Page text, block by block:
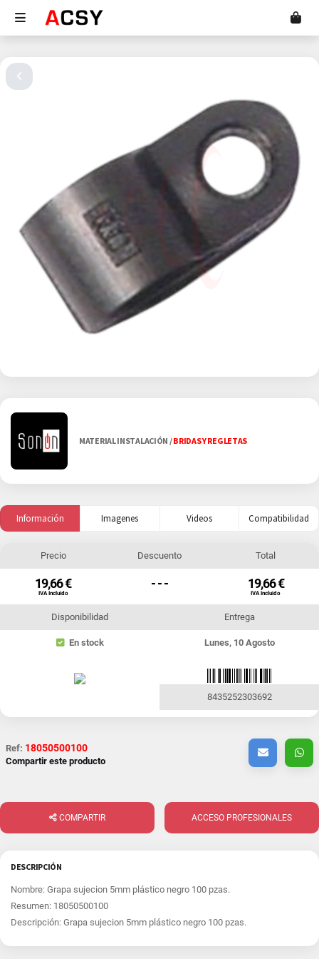
MATERIAL INSTALACIÓN /BRIDAS Y REGLETAS
Información Imagenes Videos Compatibilidad
Precio
19,66 €
IVA Incluido
Descuento
- - -
Total
19,66 €
IVA Incluido
Disponibilidad
En stock
Entrega
Lunes, 10 Agosto
8435252303692
Ref: 18050500100
Compartir este producto
COMPARTIR ACCESO PROFESIONALES
DESCRIPCIÓN
Nombre: Grapa sujecion 5mm plástico negro 100 pzas.
Resumen: 18050500100
Descripción: Grapa sujecion 5mm plástico negro 100 pzas.